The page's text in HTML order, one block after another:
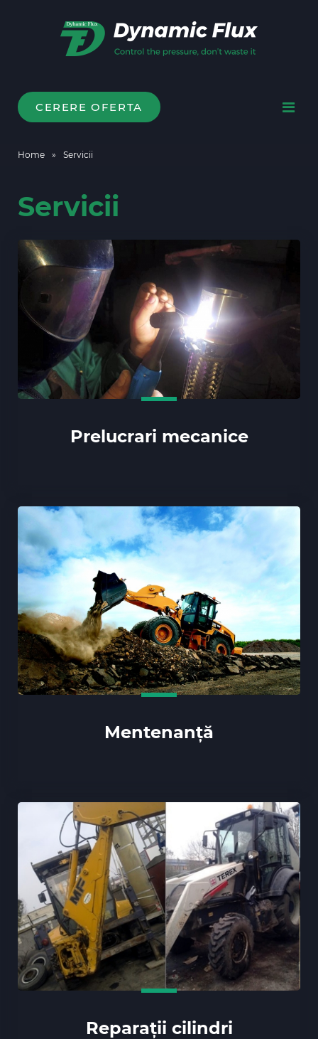
CERERE OFERTA
Home » Servicii
Servicii
Prelucrari mecanice
Mentenanță
Reparații cilindri